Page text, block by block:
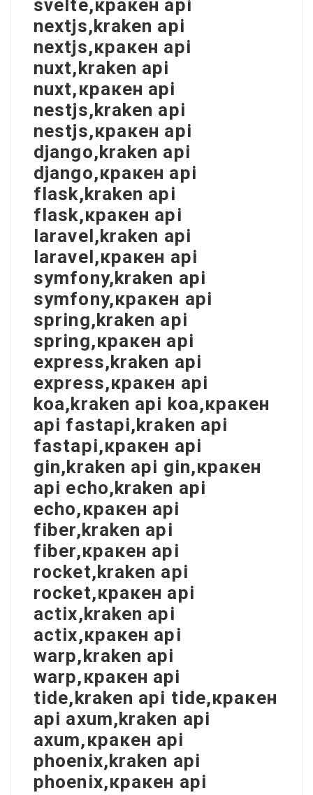
svelte,кракен api
nextjs,kraken api
nextjs,кракен api
nuxt,kraken api
nuxt,кракен api
nestjs,kraken api
nestjs,кракен api
django,kraken api
django,кракен api
flask,kraken api
flask,кракен api
laravel,kraken api
laravel,кракен api
symfony,kraken api
symfony,кракен api
spring,kraken api
spring,кракен api
express,kraken api
express,кракен api
koa,kraken api koa,кракен
api fastapi,kraken api
fastapi,кракен api
gin,kraken api gin,кракен
api echo,kraken api
echo,кракен api
fiber,kraken api
fiber,кракен api
rocket,kraken api
rocket,кракен api
actix,kraken api
actix,кракен api
warp,kraken api
warp,кракен api
tide,kraken api tide,кракен
api axum,kraken api
axum,кракен api
phoenix,kraken api
phoenix,кракен api